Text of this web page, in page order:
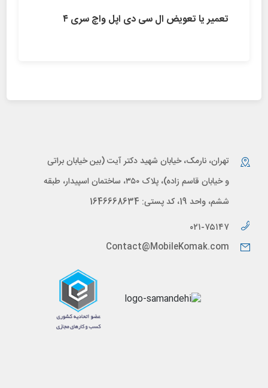
تعمیر یا تعویض ال سی دی اپل واچ سری ۴
تهران، نارمک، خیابان شهید دکتر آیت (بین خیابان براتی
و خیابان قاسم زاده)، پلاک ۳۵۰، ساختمان اسپیدار، طبقه
ششم، واحد 19، کد پستی: 1646668634
۰۲۱-۷۵۱۴۷
Contact@MobileKomak.com